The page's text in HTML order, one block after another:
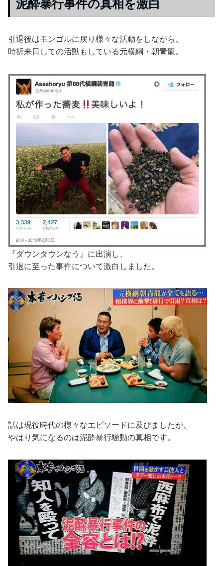
泥酔暴行事件の真相を激白
引退後はモンゴルに戻り様々な活動をしながら、
時折来日しての活動もしている元横綱・朝青龍。
『ダウンタウンなう』に出演し、
引退に至った事件について激白しました。
話は現役時代の様々なエピソードに及びましたが、
やはり気になるのは泥酔暴行騒動の真相です。